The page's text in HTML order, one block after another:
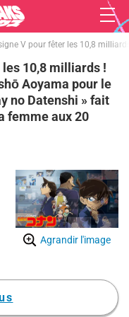
V pour fêter les 10,8
10,8 milliards !
Aoyama pour le
no Datenshi » fait
femme aux 20
Agrandir l'image